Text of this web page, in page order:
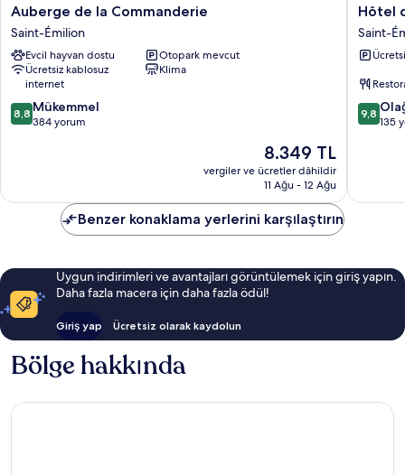
Auberge
de
la
Commanderie
Saint-
Émilion
Auberge de la Commanderie
Saint-Émilion
Evcil hayvan dostu
Otopark mevcut
Ücretsiz kablosuz
internet
Klima
10
üzerinden
8,8 Mükemmel
384 yorum
Güncel
fiyat:
8.349 TL
8.349 TL
vergiler ve ücretler dâhildir
11 Ağu - 12 Ağu
Hôtel
de
Pavie
Saint-
Émilion
Hôtel
Saint-
10
9,8
135
Benzer konaklama yerlerini karşılaştırın
Uygun indirimleri ve avantajları görüntülemek için giriş yapın.
Daha fazla macera için daha fazla ödül!
Giriş yap Ücretsiz olarak kaydolun
Bölge hakkında